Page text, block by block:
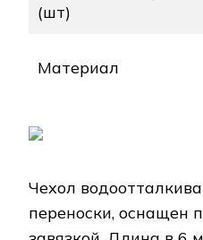
(шт)
Материал
Чехол
переноски, оснащен